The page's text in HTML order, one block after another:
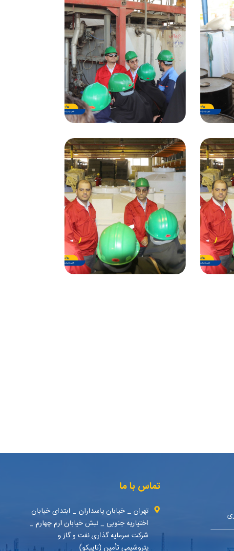
تماس با ما
تهران _ خیابان پاسداران _ ابتدای خیابان
اختیاریه جنوبی _ نبش خیابان ارم چهارم _
شرکت سرمایه گذاری نفت و گاز و
پتروشیمی تأمین (تاپیکو)